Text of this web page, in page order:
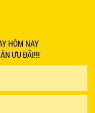
NHỰA CAFE CHÂN GỖ GIÁ RẺ
HÔM NAY
ƯU ĐÃI!!!